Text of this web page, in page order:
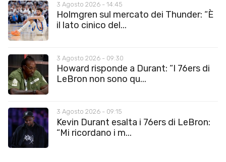
3 Agosto 2026 - 14:45
Holmgren sul mercato dei Thunder: “È
il lato cinico del...
3 Agosto 2026 - 09:30
Howard risponde a Durant: “I 76ers di
LeBron non sono qu...
3 Agosto 2026 - 09:15
Kevin Durant esalta i 76ers di LeBron:
“Mi ricordano i m...